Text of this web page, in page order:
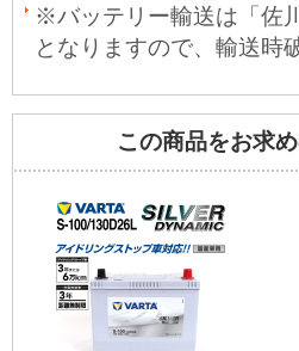
※バッテリー輸送は「佐
となりますので、輸送時
この商品をお求